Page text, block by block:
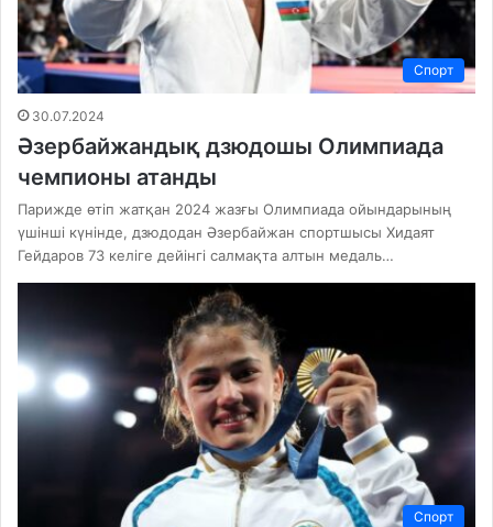
Спорт
30.07.2024
Әзербайжандық дзюдошы Олимпиада
чемпионы атанды
Парижде өтіп жатқан 2024 жазғы Олимпиада ойындарының
үшінші күнінде, дзюдодан Әзербайжан спортшысы Хидаят
Гейдаров 73 келіге дейінгі салмақта алтын медаль…
Спорт